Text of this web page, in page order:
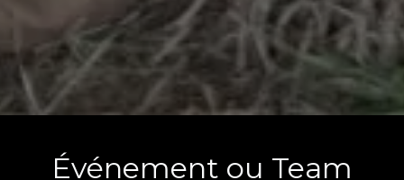
Événement ou Team